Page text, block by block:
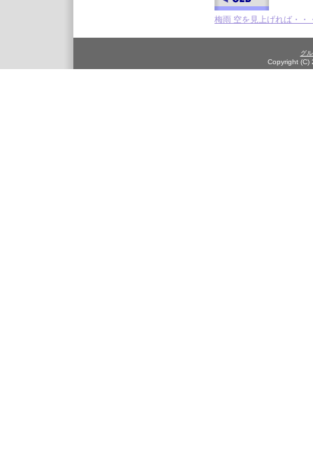
梅雨 空を見上げれば・・
グ
Copyright (C)